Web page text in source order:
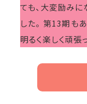
ても、大変励み
した。 第13期も
明るく楽しく頑張